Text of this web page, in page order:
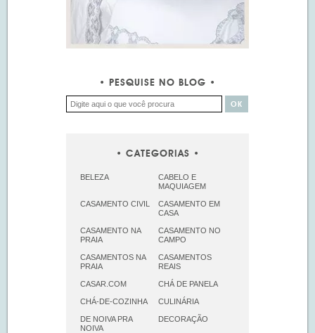
PESQUISE NO BLOG
CATEGORIAS
BELEZA
CABELO E
MAQUIAGEM
CASAMENTO CIVIL
CASAMENTO EM
CASA
CASAMENTO NA
PRAIA
CASAMENTO NO
CAMPO
CASAMENTOS NA
PRAIA
CASAMENTOS
REAIS
CASAR.COM CHÁ DE PANELA
CHÁ-DE-COZINHA CULINÁRIA
DE NOIVA PRA
NOIVA
DECORAÇÃO